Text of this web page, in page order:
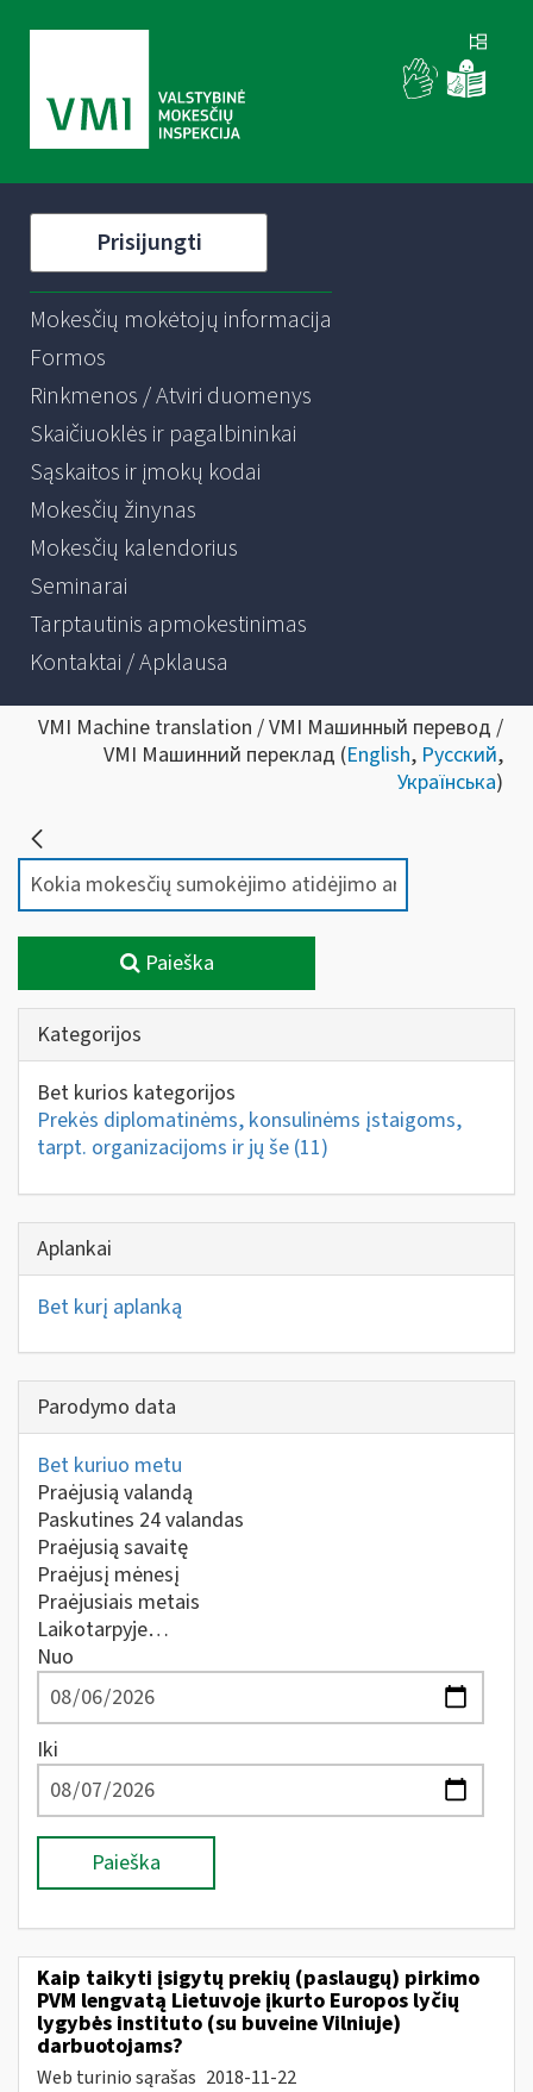
Prisijungti
Mokesčių mokėtojų informacija
Formos
Rinkmenos / Atviri duomenys
Skaičiuoklės ir pagalbininkai
Sąskaitos ir įmokų kodai
Mokesčių žinynas
Mokesčių kalendorius
Seminarai
Tarptautinis apmokestinimas
Kontaktai / Apklausa
VMI Machine translation / VMI Машинный перевод /
VMI Машинний переклад (English, Русский,
Українська)
Paieška
Kategorijos
Bet kurios kategorijos
Prekės diplomatinėms, konsulinėms įstaigoms,
tarpt. organizacijoms ir jų še (11)
Aplankai
Bet kurį aplanką
Parodymo data
Bet kuriuo metu
Praėjusią valandą
Paskutines 24 valandas
Praėjusią savaitę
Praėjusį mėnesį
Praėjusiais metais
Laikotarpyje…
Nuo
Iki
Paieška
Kaip taikyti įsigytų prekių (paslaugų) pirkimo
PVM lengvatą Lietuvoje įkurto Europos lyčių
lygybės instituto (su buveine Vilniuje)
darbuotojams?
Web turinio sąrašas 2018-11-22